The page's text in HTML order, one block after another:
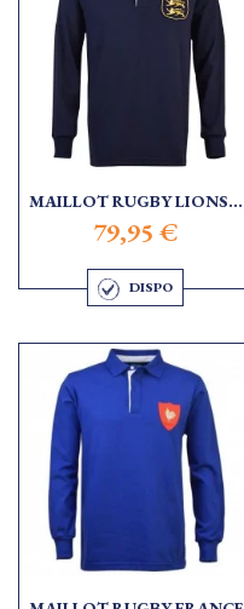
MAILLOT RUGBY LIONS...
79,95 €
DISPO